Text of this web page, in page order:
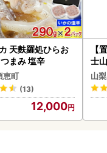
天麩羅処ひらお
まみ 塩辛
恵町
(13)
12,000
【
士
180
山